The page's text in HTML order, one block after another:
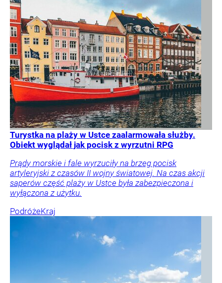
Turystka na plaży w Ustce zaalarmowała służby.
Obiekt wyglądał jak pocisk z wyrzutni RPG
Prądy morskie i fale wyrzuciły na brzeg pocisk
artyleryjski z czasów II wojny światowej. Na czas akcji
saperów część plaży w Ustce była zabezpieczona i
wyłączona z użytku.
PodróżeKraj